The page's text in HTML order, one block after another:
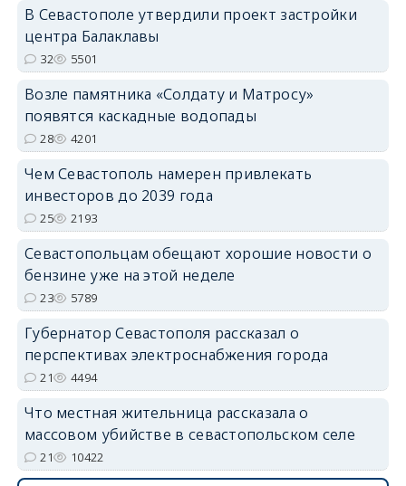
В Севастополе утвердили проект застройки
центра Балаклавы
32 5501
Возле памятника «Солдату и Матросу»
появятся каскадные водопады
28 4201
Чем Севастополь намерен привлекать
инвесторов до 2039 года
25 2193
Севастопольцам обещают хорошие новости о
бензине уже на этой неделе
23 5789
Губернатор Севастополя рассказал о
перспективах электроснабжения города
21 4494
Что местная жительница рассказала о
массовом убийстве в севастопольском селе
21 10422